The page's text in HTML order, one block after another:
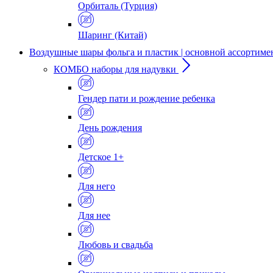
Орбиталь (Турция)
Шаринг (Китай)
Воздушные шары фольга и пластик | основной
КОМБО наборы для надувки
Гендер пати и рождение ребенка
День рождения
Детское 1+
Для него
Для нее
Любовь и свадьба